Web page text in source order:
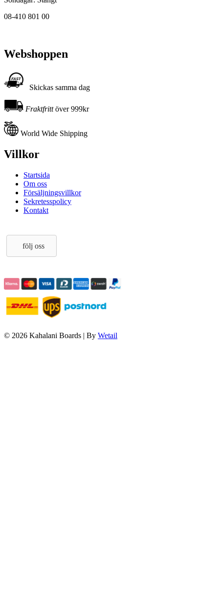
08-410 801 00
Webshoppen
Skickas samma dag
Fraktfrittöver 999kr
World Wide Shipping
Villkor
Startsida
Om oss
Försäljningsvillkor
Sekretesspolicy
Kontakt
följ oss
© 2026 Kahalani Boards | By Wetail